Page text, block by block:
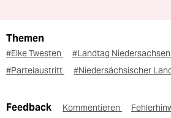
Themen
#Elke Twesten #Landtag Niedersachsen
#Parteiaustritt
#Niedersächsischer
Feedback Kommentieren